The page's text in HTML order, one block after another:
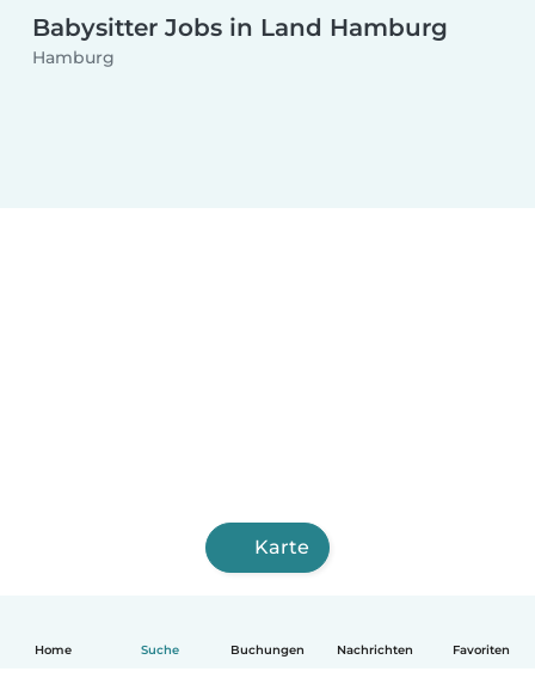
Home Suche Buchungen Nachrichten Favoriten
Babysitter Jobs in Land Hamburg
Hamburg
Karte